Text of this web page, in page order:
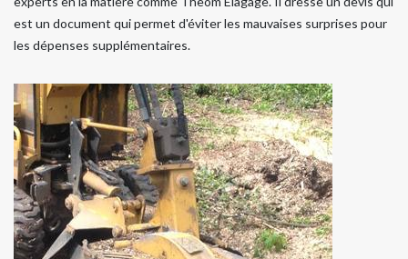
est un document qui permet d'éviter les mauvaises surprises pour
les dépenses supplémentaires.